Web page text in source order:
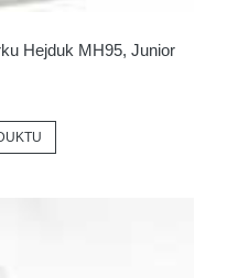
Hejduk MH95, Junior